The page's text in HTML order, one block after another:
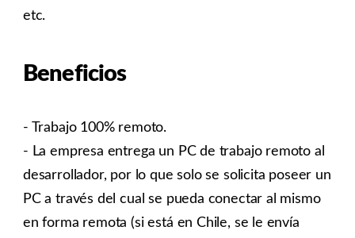
etc.
Beneficios
- Trabajo 100% remoto.
- La empresa entrega un PC de trabajo remoto al
desarrollador, por lo que solo se solicita poseer un
PC a través del cual se pueda conectar al mismo
en forma remota (si está en Chile, se le envía